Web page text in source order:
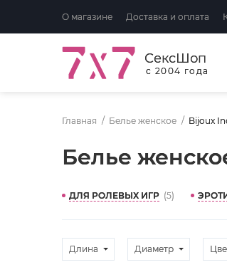
О магазине Доставка и оплата
СексШоп
с 2004 года
Главная Белье женское Bijoux
Белье
ДЛЯ РОЛЕВЫХ ИГР (5)
Длина Диаметр